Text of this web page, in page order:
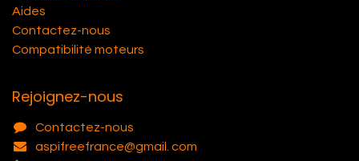
Aides
Contactez-nous
Compatibilité moteurs
Rejoignez-nous
Contactez-nous
aspifreefrance@gmail. com